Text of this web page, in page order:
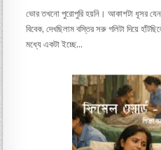
ভোর তখনো পুরোপুরি হয়নি। আকাশটা ধূসর
বিবেক, দেখছিলাম বস্তির সরু গলিটা দিয়ে
মধ্যে একটা ইচ্ছে…